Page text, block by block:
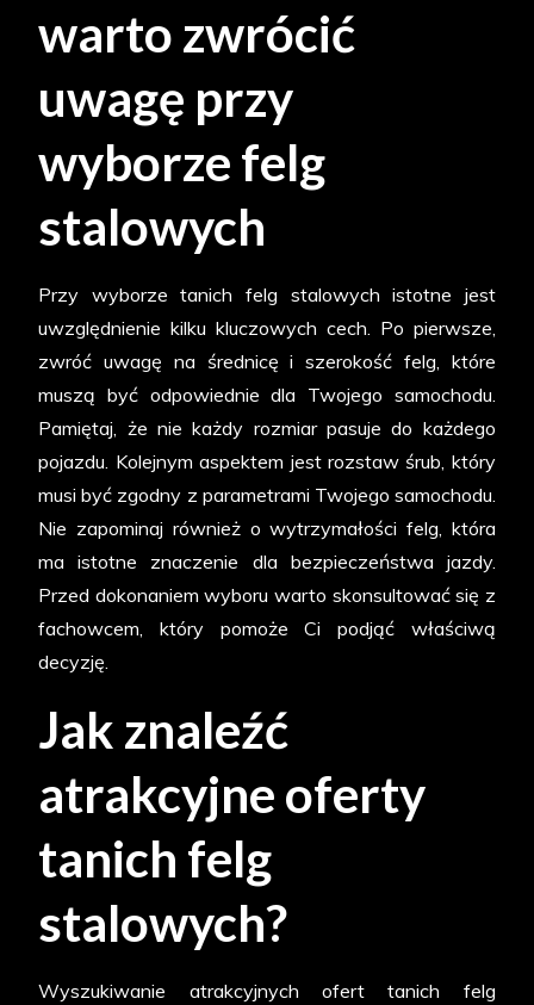
warto zwrócić
uwagę przy
wyborze felg
stalowych
Przy wyborze tanich felg stalowych istotne jest
uwzględnienie kilku kluczowych cech. Po pierwsze,
zwróć uwagę na średnicę i szerokość felg, które
muszą być odpowiednie dla Twojego samochodu.
Pamiętaj, że nie każdy rozmiar pasuje do każdego
pojazdu. Kolejnym aspektem jest rozstaw śrub, który
musi być zgodny z parametrami Twojego samochodu.
Nie zapominaj również o wytrzymałości felg, która
ma istotne znaczenie dla bezpieczeństwa jazdy.
Przed dokonaniem wyboru warto skonsultować się z
fachowcem, który pomoże Ci podjąć właściwą
decyzję.
Jak znaleźć
atrakcyjne oferty
tanich felg
stalowych?
Wyszukiwanie atrakcyjnych ofert tanich felg